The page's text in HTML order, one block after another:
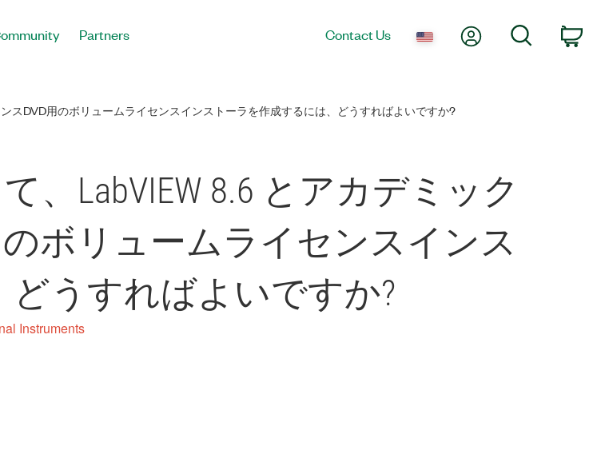
Partners Contact Us My AccountSearch
DVD用のボリュームライセンスインストーラを作成するには、どうすればよいですか?
、LabVIEW 8.6 とアカデミック
ボリュームライセンスインス
どうすればよいですか?
Instruments